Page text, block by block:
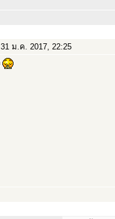
31 ม.ค. 2017, 22:25